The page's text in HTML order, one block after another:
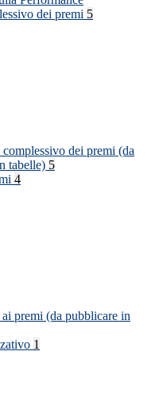
dei premi 5
dei premi (da
tabelle) 5
4
premi (da pubblicare in
1